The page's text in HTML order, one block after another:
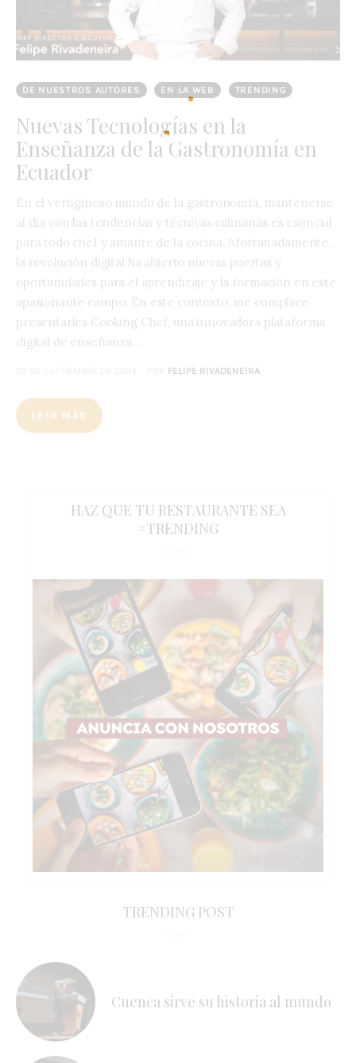
DE NUESTROS AUTORES EN LA WEB TRENDING
Nuevas Tecnologías en la
Enseñanza de la Gastronomía en
Ecuador
En el vertiginoso mundo de la gastronomía, mantenerse
al día con las tendencias y técnicas culinarias es esencial
para todo chef y amante de la cocina. Afortunadamente,
la revolución digital ha abierto nuevas puertas y
oportunidades para el aprendizaje y la formación en este
apasionante campo. En este contexto, me complace
presentarles Cooking Chef, una innovadora plataforma
digital de enseñanza…
FELIPE RIVADENEIRA
LEER MÁS
HAZ QUE TU RESTAURANTE SEA
#TRENDING
TRENDING POST
Cuenca sirve su historia al mundo